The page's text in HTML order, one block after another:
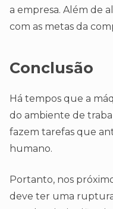
a empresa. Além de
com as metas da
Conclusão
Há tempos que a
do ambiente de
fazem tarefas que
humano.
Portanto, nos
deve ter uma